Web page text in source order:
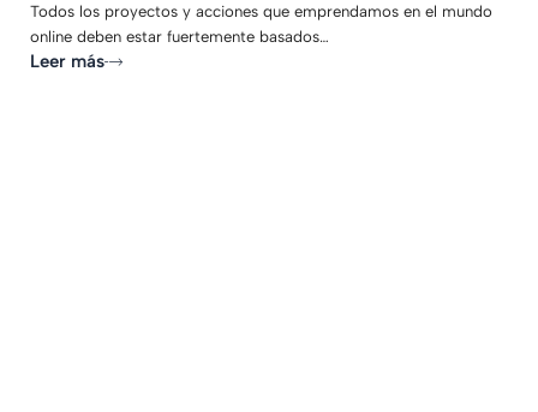
Todos los proyectos y acciones que emprendamos en el mundo
online deben estar fuertemente basados…
Leer más